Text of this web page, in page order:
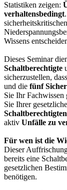
Statistiken zeigen:
verhaltensbedingt
sicherheitskritischen
Wissens
Dieses Seminar
Schaltberechtigte
sicherzustellen,
und die fünf
Sie Ihr Fachwissen
Sie Ihrer
aktiv Unfälle zu
Für wen ist die
Dieser
bereits eine
gesetzlichen
benötigen.